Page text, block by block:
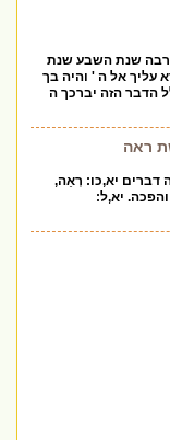
שנת השבע שנת
עליך אל ה ' והיה בך
הדבר הזה יברכך ה
ראה
דברים יא,כו: רְאֵה,
יא,ל: